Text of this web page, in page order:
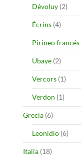
Dévoluy (2)
Écrins (4)
Pirineo francés
Ubaye (2)
Vercors (1)
Verdon (1)
Grecia (6)
Leonidio (6)
Italia (18)